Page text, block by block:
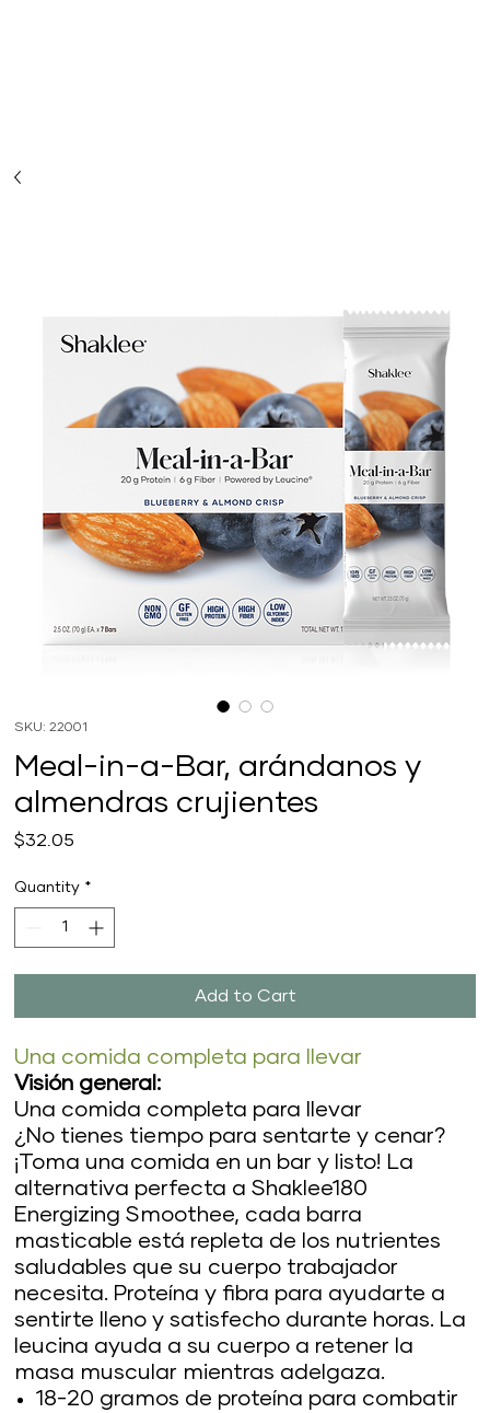
SKU: 22001
Meal-in-a-Bar, arándanos y
almendras crujientes
$32.05
Quantity *
Add to Cart
Una comida completa para llevar
Visión general:
Una comida completa para llevar
¿No tienes tiempo para sentarte y cenar?
¡Toma una comida en un bar y listo! La
alternativa perfecta a Shaklee180
Energizing Smoothee, cada barra
masticable está repleta de los nutrientes
saludables que su cuerpo trabajador
necesita. Proteína y fibra para ayudarte a
sentirte lleno y satisfecho durante horas. La
leucina ayuda a su cuerpo a retener la
masa muscular mientras adelgaza.
18-20 gramos de proteína para combatir